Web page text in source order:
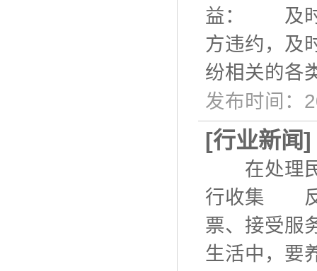
益： 及时
方违约，
纷相关的各
发布时间：
[行业新闻]
在处理民
行收集 反
票、接受服
生活中，要